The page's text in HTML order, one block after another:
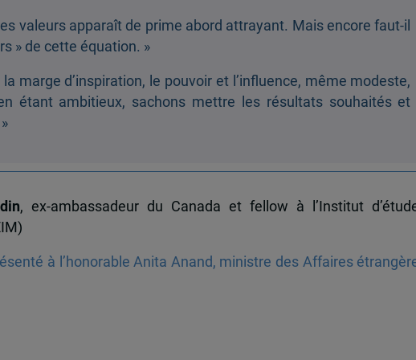
valeurs apparaît de prime abord attrayant. Mais encore faut-il
» de cette équation. »
marge d’inspiration, le pouvoir et l’influence, même modeste,
étant ambitieux, sachons mettre les résultats souhaités et
, ex-ambassadeur du Canada et fellow à l’Institut
à l’honorable Anita Anand, ministre des Affaires